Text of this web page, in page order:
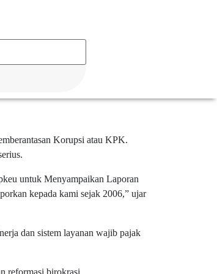
Korupsi atau KPK.
untuk Menyampaikan Laporan
kepada kami sejak 2006,” ujar
dan sistem layanan wajib pajak
reformasi birokrasi.